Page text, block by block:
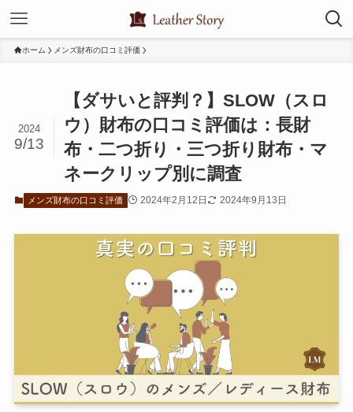
ホーム メンズ財布の口コミ評価
【ダサいと評判？】SLOW（スロ
ウ）財布の口コミ評価は：長財
布・二つ折り・三つ折り財布・マ
ネークリップ別に調査
2024
9/13
メンズ財布の口コミ評価 2024年2月12日 2024年9月13日